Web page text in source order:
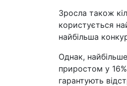
Зросла також
користується
найбільша
Однак,
приростом у
гарантують